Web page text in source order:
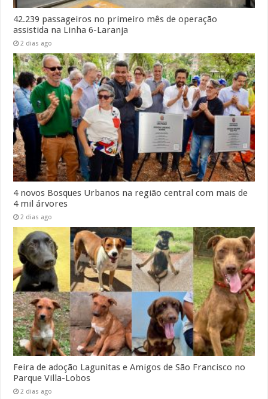
42.239 passageiros no primeiro mês de operação
assistida na Linha 6-Laranja
2 dias ago
4 novos Bosques Urbanos na região central com mais de
4 mil árvores
2 dias ago
Feira de adoção Lagunitas e Amigos de São Francisco no
Parque Villa-Lobos
2 dias ago